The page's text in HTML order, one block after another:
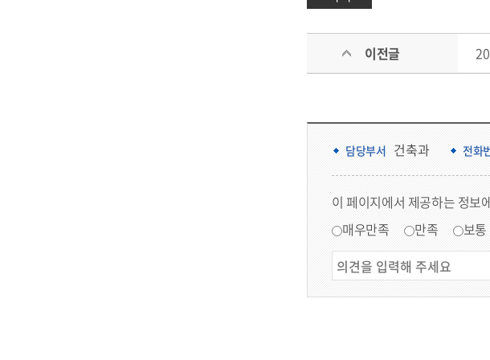
이전글
담당부서 건축과 전화
이 페이지에서 제공하는 정보
매우만족
만족 보통